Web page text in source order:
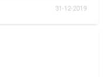
31-12-2019